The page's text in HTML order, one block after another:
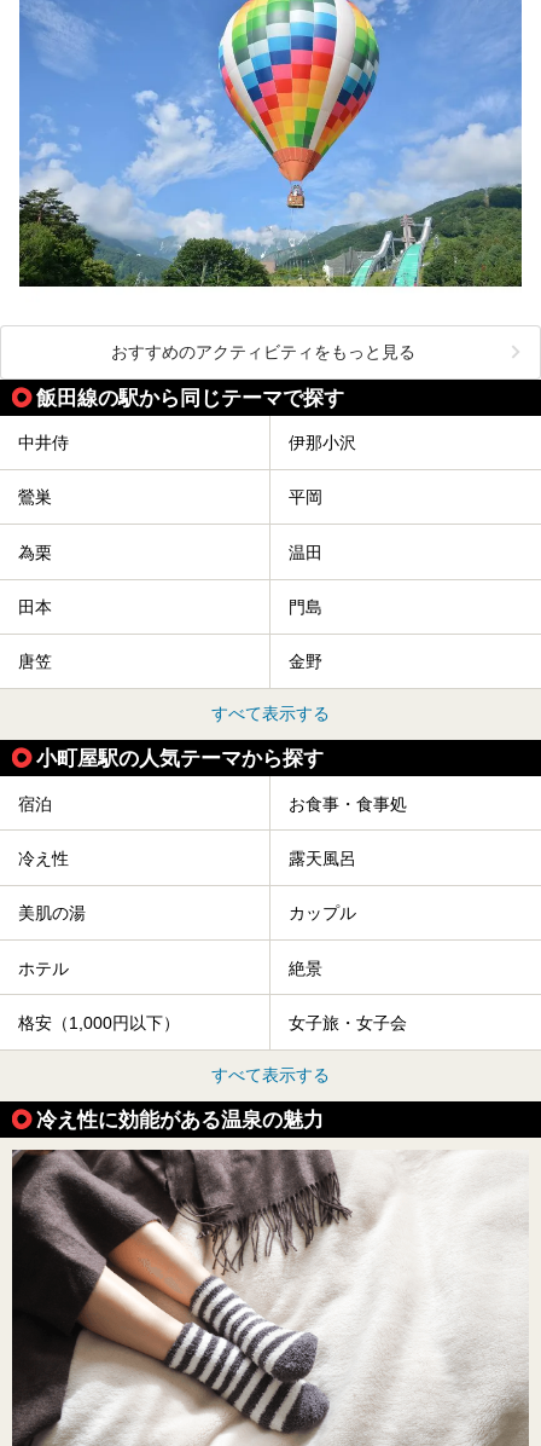
おすすめのアクティビティをもっと見る
飯田線の駅から同じテーマで探す
中井侍 伊那小沢
鶯巣 平岡
為栗 温田
田本 門島
唐笠 金野
すべて表示する
小町屋駅の人気テーマから探す
宿泊 お食事・食事処
冷え性 露天風呂
美肌の湯 カップル
ホテル 絶景
格安（1,000円以下） 女子旅・女子会
すべて表示する
冷え性に効能がある温泉の魅力